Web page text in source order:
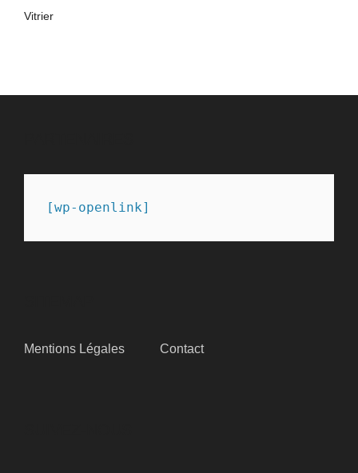
Vitrier
[wp-openlink]
Mentions Légales Contact